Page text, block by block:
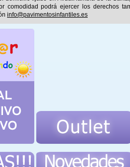
comodidad podrá ejercer los derechos
info@pavimentosinfantiles.es